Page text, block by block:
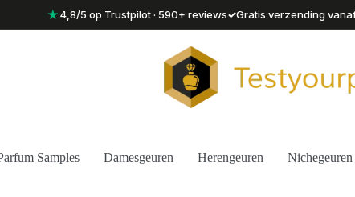
★4,8/5 op Trustpilot · 590+ reviews✓Gratis verzending
Samples Damesgeuren Herengeuren Nichegeuren